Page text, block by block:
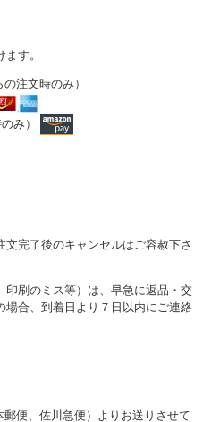
す。
注文時のみ）
み）
完了後のキャンセルはご容赦下さ
刷のミス等）は、早急に返品・交
合、到着日より７日以内にご連絡
便、佐川急便）よりお送りさせて